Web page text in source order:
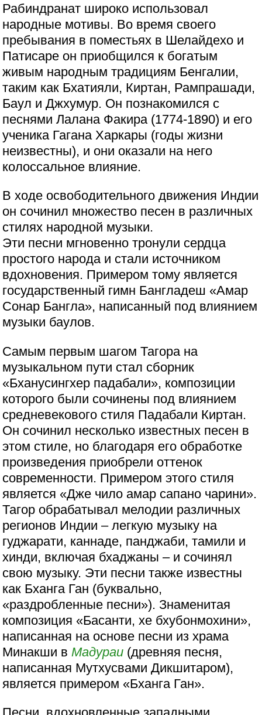
Рабиндранат широко использовал
народные мотивы. Во время своего
пребывания в поместьях в Шелайдехо и
Патисаре он приобщился к богатым
живым народным традициям Бенгалии,
таким как Бхатияли, Киртан, Рампрашади,
Баул и Джхумур. Он познакомился с
песнями Лалана Факира (1774-1890) и его
ученика Гагана Харкары (годы жизни
неизвестны), и они оказали на него
колоссальное влияние.
В ходе освободительного движения Индии
он сочинил множество песен в различных
стилях народной музыки.
Эти песни мгновенно тронули сердца
простого народа и стали источником
вдохновения. Примером тому является
государственный гимн Бангладеш «Амар
Сонар Бангла», написанный под влиянием
музыки баулов.
Самым первым шагом Тагора на
музыкальном пути стал сборник
«Бханусингхер падабали», композиции
которого были сочинены под влиянием
средневекового стиля Падабали Киртан.
Он сочинил несколько известных песен в
этом стиле, но благодаря его обработке
произведения приобрели оттенок
современности. Примером этого стиля
является «Дже чило амар сапано чарини».
Тагор обрабатывал мелодии различных
регионов Индии – легкую музыку на
гуджарати, каннаде, панджаби, тамили и
хинди, включая бхаджаны – и сочинял
свою музыку. Эти песни также известны
как Бханга Ган (буквально,
«раздробленные песни»). Знаменитая
композиция «Басанти, хе бхубонмохини»,
написанная на основе песни из храма
Минакши в Мадураи (древняя песня,
написанная Мутхусвами Дикшитаром),
является примером «Бханга Ган».